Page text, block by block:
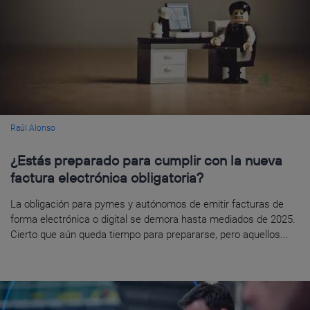
Raúl Alonso
¿Estás preparado para cumplir con la nueva
factura electrónica obligatoria?
La obligación para pymes y autónomos de emitir facturas de
forma electrónica o digital se demora hasta mediados de 2025.
Cierto que aún queda tiempo para prepararse, pero aquellos...